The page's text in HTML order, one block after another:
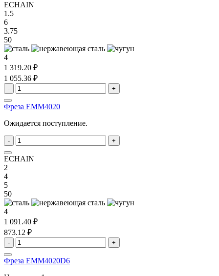
ECHAIN
1.5
6
3.75
50
4
1 319.20 ₽
1 055.36 ₽
- +
Фреза EMM4020
Ожидается поступление.
- +
ECHAIN
2
4
5
50
4
1 091.40 ₽
873.12 ₽
- +
Фреза EMM4020D6